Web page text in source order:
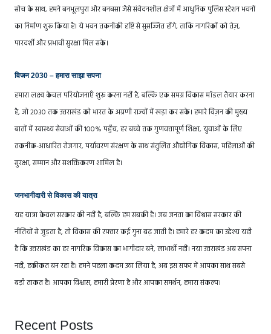
सोच के साथ, हमने बनभूलपुरा और बनबसा जैसे संवेदनशील क्षेत्रों में आधुनिक पुलिस स्टेशन भवनों
का निर्माण शुरू किया है। ये भवन तकनीकी दृष्टि से सुसज्जित होंगे, ताकि नागरिकों को तेज़,
पारदर्शी और प्रभावी सुरक्षा मिल सके।
विजन 2030 – हमारा साझा सपना
हमारा लक्ष्य केवल परियोजनाएँ शुरू करना नहीं है, बल्कि एक समग्र विकास मॉडल तैयार करना
है, जो 2030 तक उत्तराखंड को भारत के अग्रणी राज्यों में खड़ा कर सके। हमारे विज़न की मुख्य
बातों में स्वास्थ्य सेवाओं की 100% पहुँच, हर बच्चे तक गुणवत्तापूर्ण शिक्षा, युवाओं के लिए
तकनीक-आधारित रोजगार, पर्यावरण संरक्षण के साथ संतुलित औद्योगिक विकास, महिलाओं की
सुरक्षा, सम्मान और सशक्तिकरण शामिल है।
जनभागीदारी से विकास की यात्रा
यह यात्रा केवल सरकार की नहीं है, बल्कि हम सबकी है। जब जनता का विश्वास सरकार की
नीतियों से जुड़ता है, तो विकास की रफ़्तार कई गुना बढ़ जाती है। हमारे हर कदम का उद्देश्य यही
है कि उत्तराखंड का हर नागरिक विकास का भागीदार बने, लाभार्थी नहीं। नया उत्तराखंड अब सपना
नहीं, हकीकत बन रहा है। हमने पहला कदम उठा लिया है, अब इस सफर में आपका साथ सबसे
बड़ी ताकत है। आपका विश्वास, हमारी प्रेरणा है और आपका समर्थन, हमारा संकल्प।
Recent Posts